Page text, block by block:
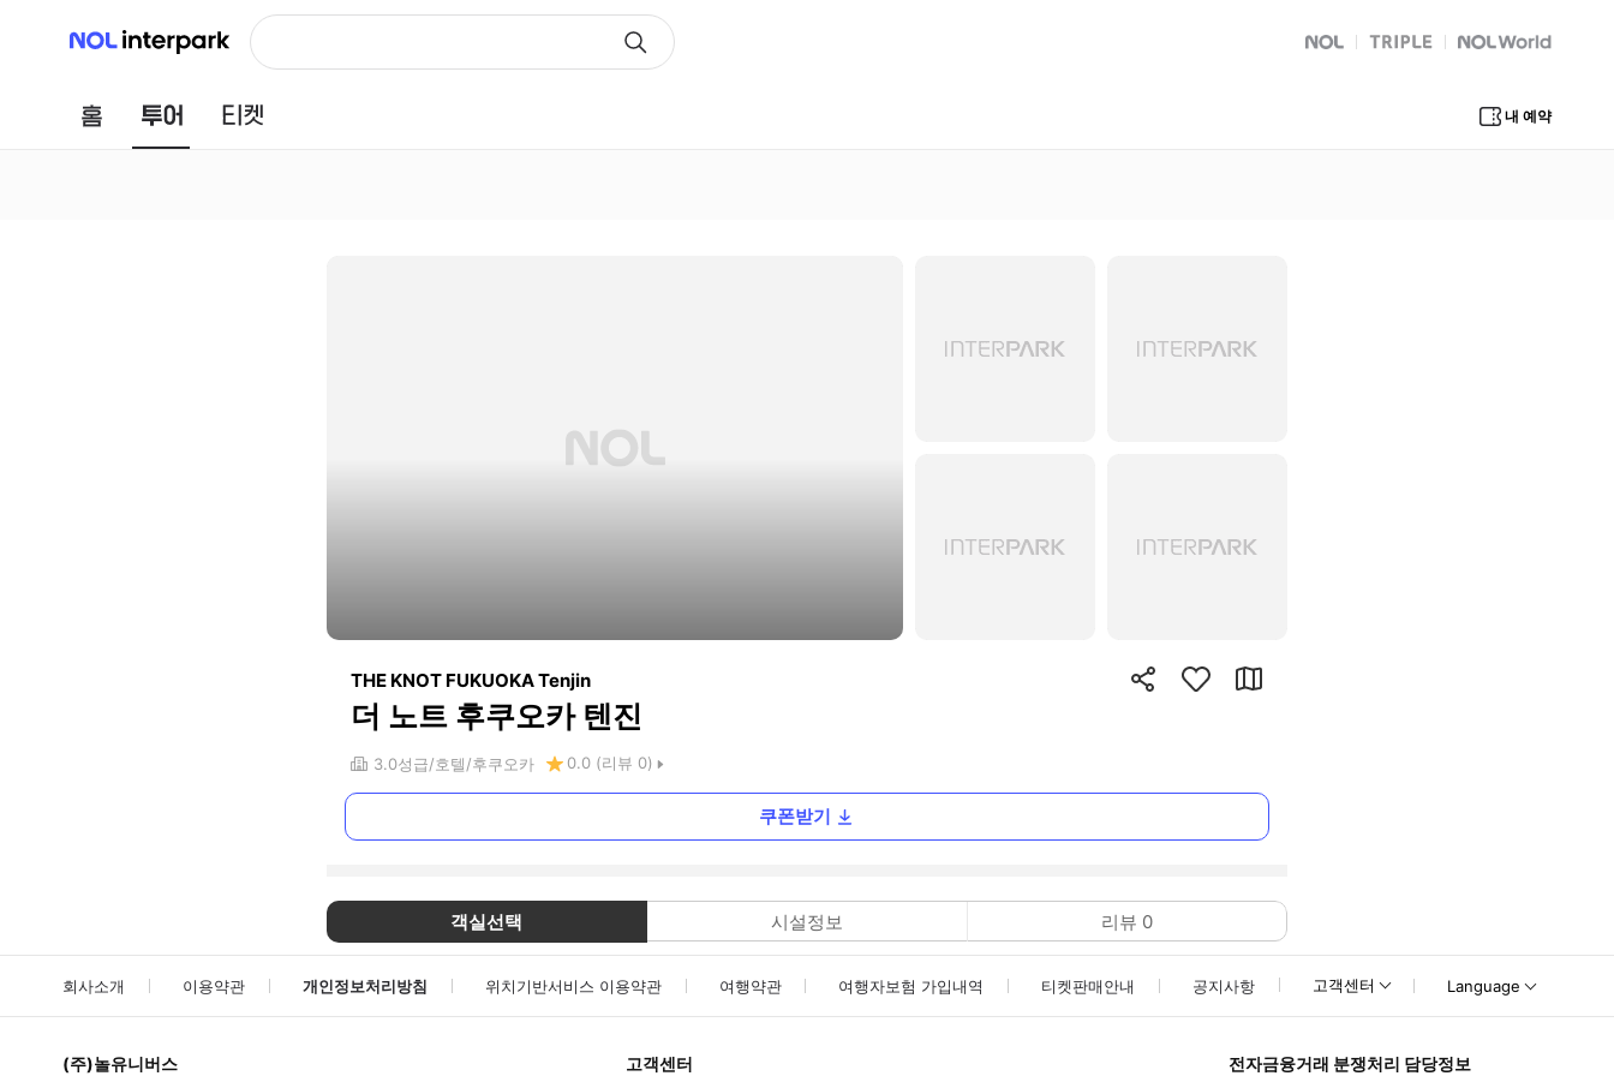
NOL 인터파크
NOL
트리플 Global Interpark
홈 투어 내 예약
THE KNOT FUKUOKA Tenjin
더 노트 후쿠오카 텐진
3.0성급 호텔 후쿠오카 0.0 (리뷰 0)
쿠폰받기
객실선택 시설정보 리뷰 0
회사소개 이용약관 개인정보처리방침 위치기반서비스 이용약관 여행약관 여행자보험 가입내역 티켓판매안내 공지사항 고객센터 Language
(주)놀유니버스 고객센터 전자금융거래 분쟁처리 담당정보